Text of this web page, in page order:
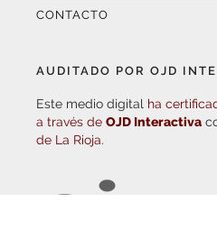
CONTACTO
AUDITADO POR OJD
Este medio digital ha
a través de OJD Interactiva
de La Rioja.